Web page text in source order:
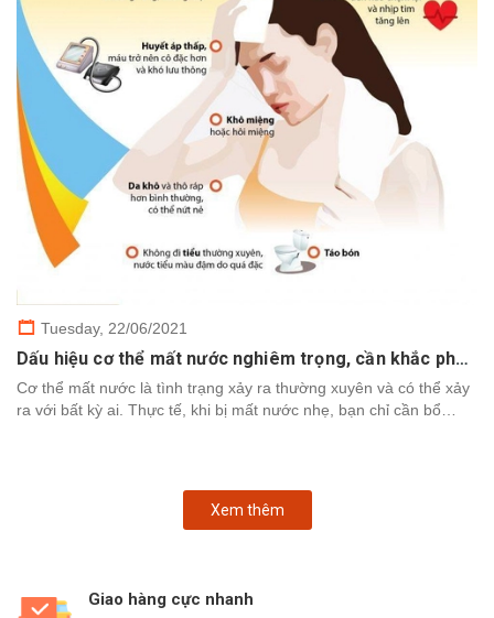
Tuesday, 22/06/2021
Dấu hiệu cơ thể mất nước nghiêm trọng, cần khắc phục nhanh chóng
Cơ thể mất nước là tình trạng xảy ra thường xuyên và có thể xảy
ra với bất kỳ ai. Thực tế, khi bị mất nước nhẹ, bạn chỉ cần bổ
Xem thêm
Giao hàng cực nhanh